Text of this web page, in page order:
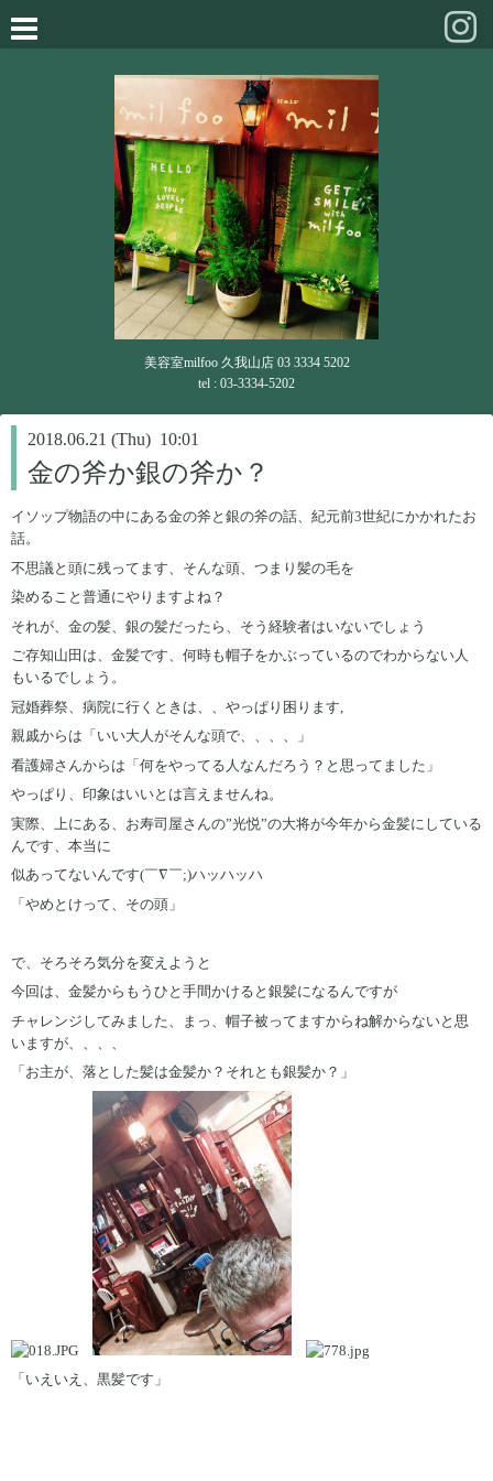
美容室milfoo 久我山店 03 3334 5202
tel : 03-3334-5202
2018.06.21 (Thu) 10:01
金の斧か銀の斧か？
イソップ物語の中にある金の斧と銀の斧の話、紀元前3世紀にかかれたお
話。
不思議と頭に残ってます、そんな頭、つまり髪の毛を
染めること普通にやりますよね？
それが、金の髪、銀の髪だったら、そう経験者はいないでしょう
ご存知山田は、金髪です、何時も帽子をかぶっているのでわからない人
もいるでしょう。
冠婚葬祭、病院に行くときは、、やっぱり困ります,
親戚からは「いい大人がそんな頭で、、、、」
看護婦さんからは「何をやってる人なんだろう？と思ってました」
やっぱり、印象はいいとは言えませんね。
実際、上にある、お寿司屋さんの”光悦”の大将が今年から金髪にしている
んです、本当に
似あってないんです(￣∇￣;)ハッハッハ
「やめとけって、その頭」
で、そろそろ気分を変えようと
今回は、金髪からもうひと手間かけると銀髪になるんですが
チャレンジしてみました、まっ、帽子被ってますからね解からないと思
いますが、、、、
「お主が、落とした髪は金髪か？それとも銀髪か？」
「いえいえ、黒髪です」